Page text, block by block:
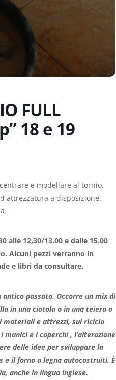
FULL
18 e 19
centrare e modellare al tornio,
attrezzatura a disposizione.
alle 12,30/13.00 e dalle 15.00
. Alcuni pezzi verranno in
e libri da consultare.
passato. Occorre un mix di
in una ciotola o in una teiera o
materiali e attrezzi, sul riciclo
e i coperchi , l’alterazione
delle idee per sviluppare la
e il forno a legna autocostruiti. È
anche in lingua inglese.